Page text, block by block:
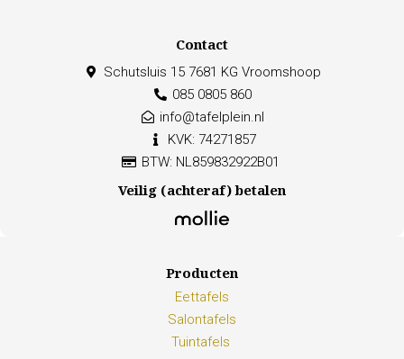
Contact
Schutsluis 15 7681 KG Vroomshoop
085 0805 860
info@tafelplein.nl
KVK: 74271857
BTW: NL859832922B01
Veilig (achteraf) betalen
Producten
Eettafels
Salontafels
Tuintafels